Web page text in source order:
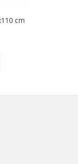
cm